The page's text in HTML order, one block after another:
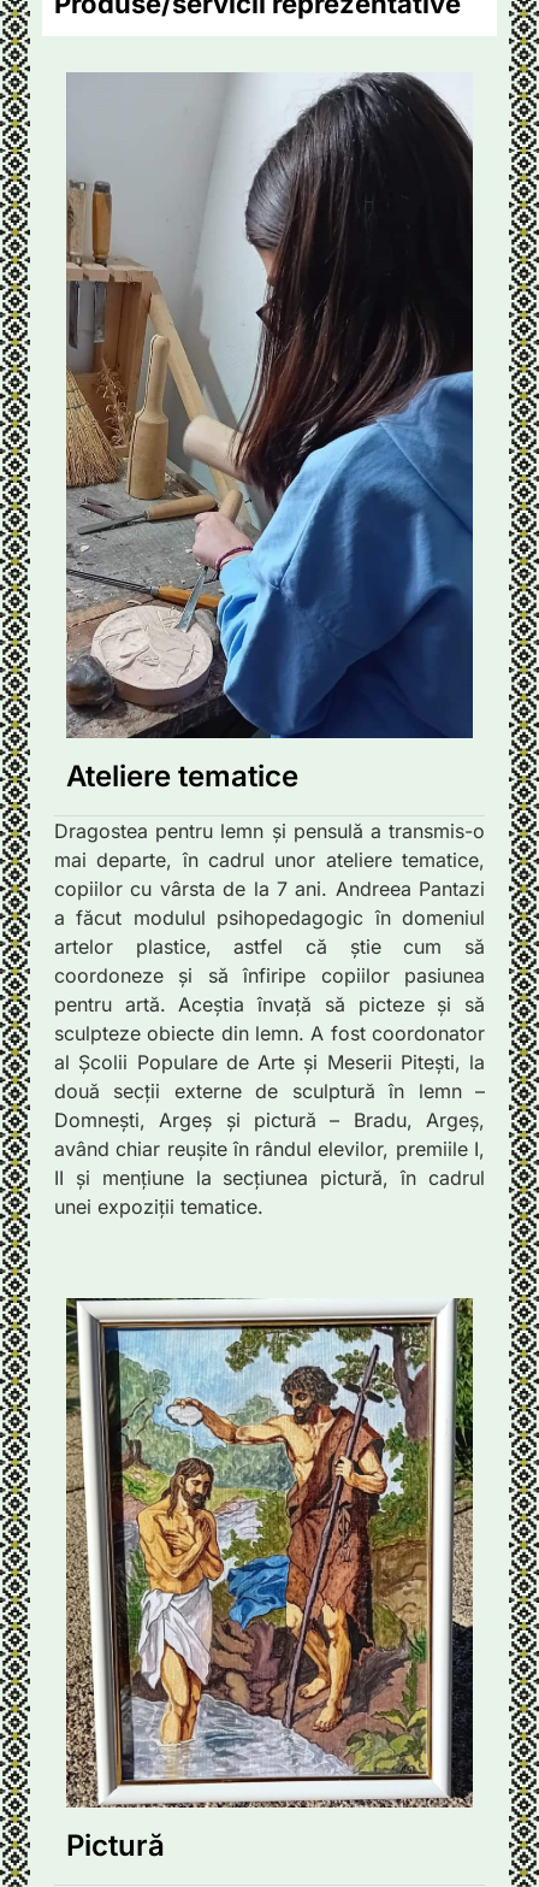
Ateliere tematice
Dragostea pentru lemn și pensulă a transmis-o
mai departe, în cadrul unor ateliere tematice,
copiilor cu vârsta de la 7 ani. Andreea Pantazi
a făcut modulul psihopedagogic în domeniul
artelor plastice, astfel că știe cum să
coordoneze și să înfiripe copiilor pasiunea
pentru artă. Aceștia învață să picteze și să
sculpteze obiecte din lemn. A fost coordonator
al Școlii Populare de Arte și Meserii Pitești, la
două secții externe de sculptură în lemn –
Domnești, Argeș și pictură – Bradu, Argeș,
având chiar reușite în rândul elevilor, premiile I,
II și mențiune la secțiunea pictură, în cadrul
unei expoziții tematice.
Pictură